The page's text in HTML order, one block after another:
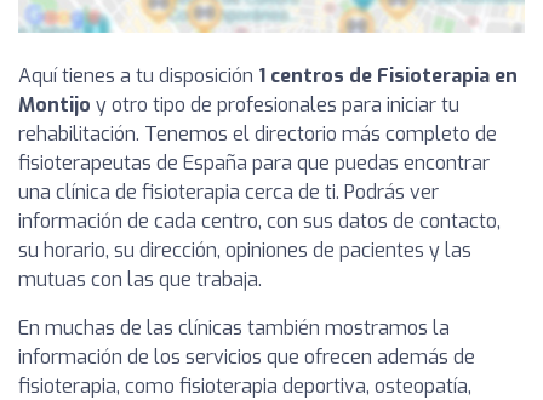
Aquí tienes a tu disposición 1 centros de Fisioterapia en
Montijo y otro tipo de profesionales para iniciar tu
rehabilitación. Tenemos el directorio más completo de
fisioterapeutas de España para que puedas encontrar
una clínica de fisioterapia cerca de ti. Podrás ver
información de cada centro, con sus datos de contacto,
su horario, su dirección, opiniones de pacientes y las
mutuas con las que trabaja.
En muchas de las clínicas también mostramos la
información de los servicios que ofrecen además de
fisioterapia, como fisioterapia deportiva, osteopatía,